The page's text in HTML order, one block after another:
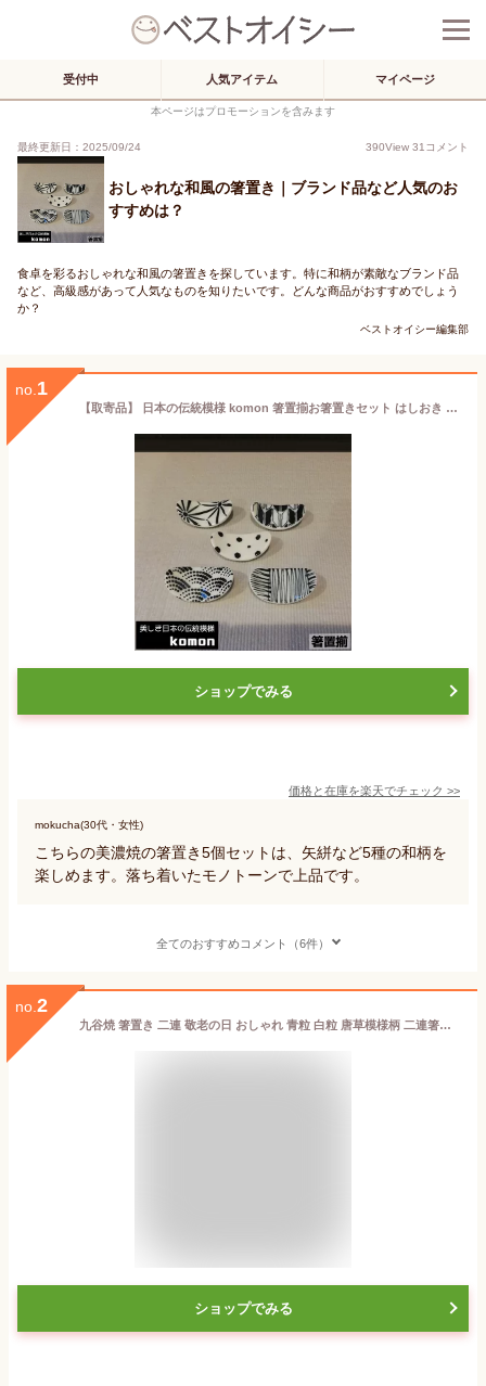
受付中 人気アイテム マイページ
本ページはプロモーションを含みます
最終更新日：2025/09/24 390View 31 コメント
おしゃれな和風の箸置き｜ブランド品など人気のお
すすめは？
食卓を彩るおしゃれな和風の箸置きを探しています。特に和柄が素敵なブランド品
など、高級感があって人気なものを知りたいです。どんな商品がおすすめでしょう
か？
ベストオイシー編集部
no. 1
【取寄品】 日本の伝統模様 komon 箸置揃お箸置きセット はしおき はし置き 5個セット かっこいい かわいい 可愛い 和風 和柄 おしゃれ モダン 市松柄 市松模様 伝統柄 食洗機対応 ギフト プレゼント お祝い 母の日 父の日 結婚祝い 美濃焼 日本製
ショップでみる
価格と在庫を楽天でチェック >>
mokucha(30代・女性)
こちらの美濃焼の箸置き5個セットは、矢絣など5種の和柄を
楽しめます。落ち着いたモノトーンで上品です。
全てのおすすめコメント（6件）
no. 2
九谷焼 箸置き 二連 敬老の日 おしゃれ 青粒 白粒 唐草模様柄 二連箸置き 筆置き 青粒 / 白粒 / イエロー / ブルー / グリーン / ピンク 箸置 花柄 和風 伝統工芸 九谷焼箸置 おもてなし はしおき 陶器製 花 和柄 ギフト 贈り物 金 ゴールド
ショップでみる